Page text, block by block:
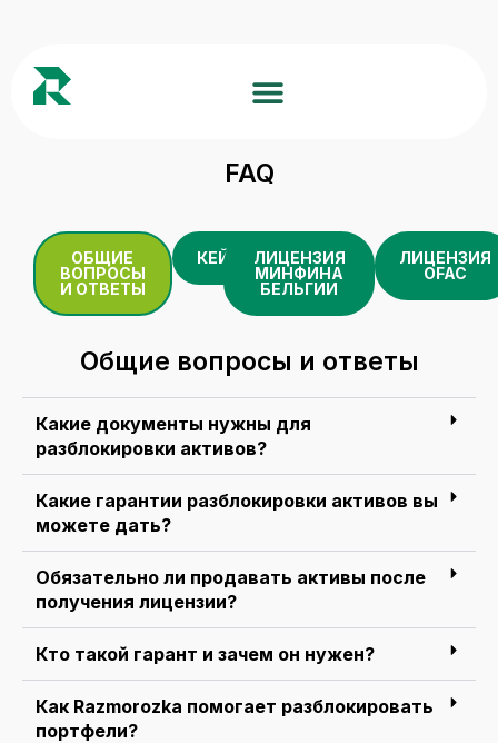
FAQ
ОБЩИЕ
ВОПРОСЫ
И ОТВЕТЫ
КЕЙСЫЛИЦЕНЗИЯ
МИНФИНА
БЕЛЬГИИ
ЛИЦЕНЗИЯ
OFAC
Общие вопросы и ответы
Какие документы нужны для
разблокировки активов?
Какие гарантии разблокировки активов вы
можете дать?
Обязательно ли продавать активы после
получения лицензии?
Кто такой гарант и зачем он нужен?
Как Razmorozka помогает разблокировать
портфели?